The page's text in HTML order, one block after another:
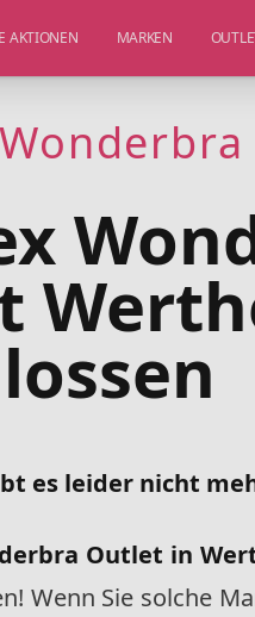
AKTIONEN MARKEN
es leider nicht
Outlet in
Wenn Sie solche